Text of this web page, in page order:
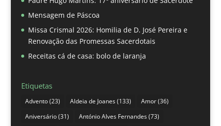
Mensagem de Páscoa
Missa Crismal 2026: Homilia de D. José Pereira e
Renovação das Promessas Sacerdotais
Receitas cá de casa: bolo de laranja
Etiquetas
Advento(23) Aldeia de Joanes(133) Amor(36)
Aniversário(31) António Alves Fernandes(73)